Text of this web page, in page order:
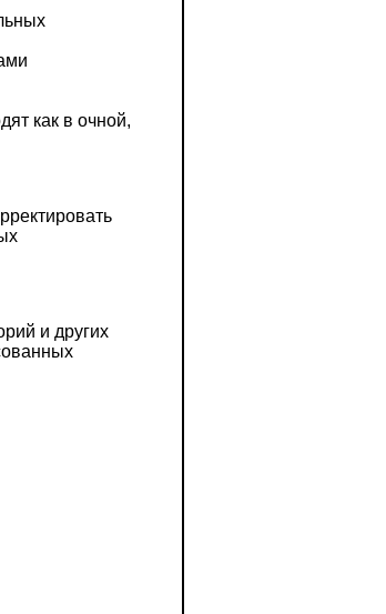
как в очной,
и других